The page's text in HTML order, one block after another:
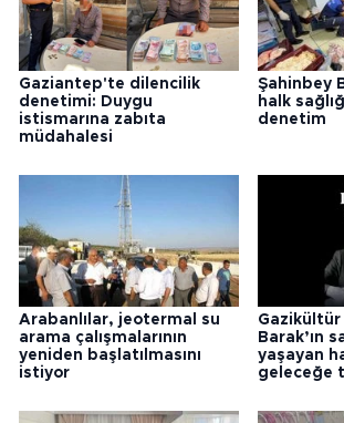
Gaziantep'te dilencilik
denetimi: Duygu
istismarına zabıta
müdahalesi
Şahinbey
halk
denetim
Arabanlılar, jeotermal su
arama çalışmalarının
yeniden başlatılmasını
istiyor
Gazikültür
Barak’ın
yaşayan
geleceğe